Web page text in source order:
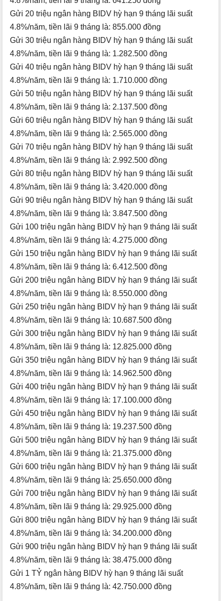
Gửi 20 triệu ngân hàng BIDV hỳ hạn 9 tháng lãi suất
4.8%/năm, tiền lãi 9 tháng là: 855.000 đồng
Gửi 30 triệu ngân hàng BIDV hỳ hạn 9 tháng lãi suất
4.8%/năm, tiền lãi 9 tháng là: 1.282.500 đồng
Gửi 40 triệu ngân hàng BIDV hỳ hạn 9 tháng lãi suất
4.8%/năm, tiền lãi 9 tháng là: 1.710.000 đồng
Gửi 50 triệu ngân hàng BIDV hỳ hạn 9 tháng lãi suất
4.8%/năm, tiền lãi 9 tháng là: 2.137.500 đồng
Gửi 60 triệu ngân hàng BIDV hỳ hạn 9 tháng lãi suất
4.8%/năm, tiền lãi 9 tháng là: 2.565.000 đồng
Gửi 70 triệu ngân hàng BIDV hỳ hạn 9 tháng lãi suất
4.8%/năm, tiền lãi 9 tháng là: 2.992.500 đồng
Gửi 80 triệu ngân hàng BIDV hỳ hạn 9 tháng lãi suất
4.8%/năm, tiền lãi 9 tháng là: 3.420.000 đồng
Gửi 90 triệu ngân hàng BIDV hỳ hạn 9 tháng lãi suất
4.8%/năm, tiền lãi 9 tháng là: 3.847.500 đồng
Gửi 100 triệu ngân hàng BIDV hỳ hạn 9 tháng lãi suất
4.8%/năm, tiền lãi 9 tháng là: 4.275.000 đồng
Gửi 150 triệu ngân hàng BIDV hỳ hạn 9 tháng lãi suất
4.8%/năm, tiền lãi 9 tháng là: 6.412.500 đồng
Gửi 200 triệu ngân hàng BIDV hỳ hạn 9 tháng lãi suất
4.8%/năm, tiền lãi 9 tháng là: 8.550.000 đồng
Gửi 250 triệu ngân hàng BIDV hỳ hạn 9 tháng lãi suất
4.8%/năm, tiền lãi 9 tháng là: 10.687.500 đồng
Gửi 300 triệu ngân hàng BIDV hỳ hạn 9 tháng lãi suất
4.8%/năm, tiền lãi 9 tháng là: 12.825.000 đồng
Gửi 350 triệu ngân hàng BIDV hỳ hạn 9 tháng lãi suất
4.8%/năm, tiền lãi 9 tháng là: 14.962.500 đồng
Gửi 400 triệu ngân hàng BIDV hỳ hạn 9 tháng lãi suất
4.8%/năm, tiền lãi 9 tháng là: 17.100.000 đồng
Gửi 450 triệu ngân hàng BIDV hỳ hạn 9 tháng lãi suất
4.8%/năm, tiền lãi 9 tháng là: 19.237.500 đồng
Gửi 500 triệu ngân hàng BIDV hỳ hạn 9 tháng lãi suất
4.8%/năm, tiền lãi 9 tháng là: 21.375.000 đồng
Gửi 600 triệu ngân hàng BIDV hỳ hạn 9 tháng lãi suất
4.8%/năm, tiền lãi 9 tháng là: 25.650.000 đồng
Gửi 700 triệu ngân hàng BIDV hỳ hạn 9 tháng lãi suất
4.8%/năm, tiền lãi 9 tháng là: 29.925.000 đồng
Gửi 800 triệu ngân hàng BIDV hỳ hạn 9 tháng lãi suất
4.8%/năm, tiền lãi 9 tháng là: 34.200.000 đồng
Gửi 900 triệu ngân hàng BIDV hỳ hạn 9 tháng lãi suất
4.8%/năm, tiền lãi 9 tháng là: 38.475.000 đồng
Gửi 1 TỶ ngân hàng BIDV hỳ hạn 9 tháng lãi suất
4.8%/năm, tiền lãi 9 tháng là: 42.750.000 đồng